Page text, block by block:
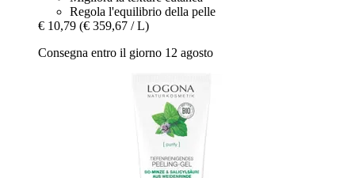
Regola l'equilibrio della pelle
€ 10,79 (€ 359,67 / L)
Consegna entro il giorno 12 agosto